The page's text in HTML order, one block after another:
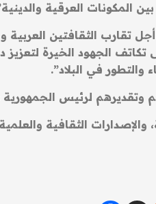
المكونات العرقية
تقارب الثقافتين العربية
تكاتف الجهود الخيرة
في البلاد”.
لرئيس الجمهورية
الثقافية